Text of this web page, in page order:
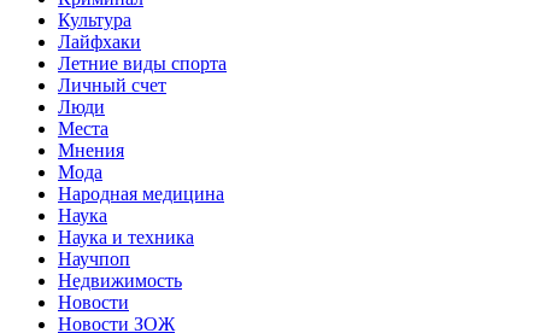
Культура
Лайфхаки
Летние виды спорта
Личный счет
Люди
Места
Мнения
Мода
Народная медицина
Наука
Наука и техника
Научпоп
Недвижимость
Новости
Новости ЗОЖ